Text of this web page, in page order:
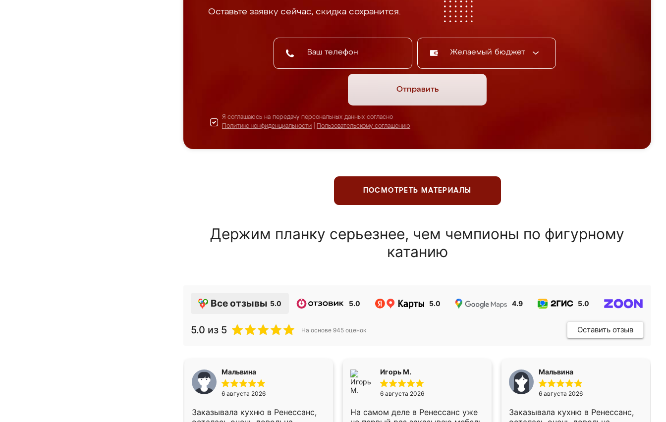
Оставьте заявку сейчас, скидка сохранится.
Желаемый бюджет
Отправить
Я соглашаюсь на передачу персональных данных согласно
Политике конфиденциальности
Пользовательскому соглашению
ПОСМОТРЕТЬ МАТЕРИАЛЫ
Держим планку серьезнее, чем чемпионы по фигурному
катанию
Все отзывы 5.0 5.0 5.0 4.9 5.0
5.0 из 5 На основе 945 оценок Оставить отзыв
Мальвина
6 августа 2026
Заказывала кухню в Ренессанс,
Игорь М.
6 августа 2026
На самом деле в Ренессанс уже
Мальвина
6 августа 2026
Заказывала кухню в Ренессанс,